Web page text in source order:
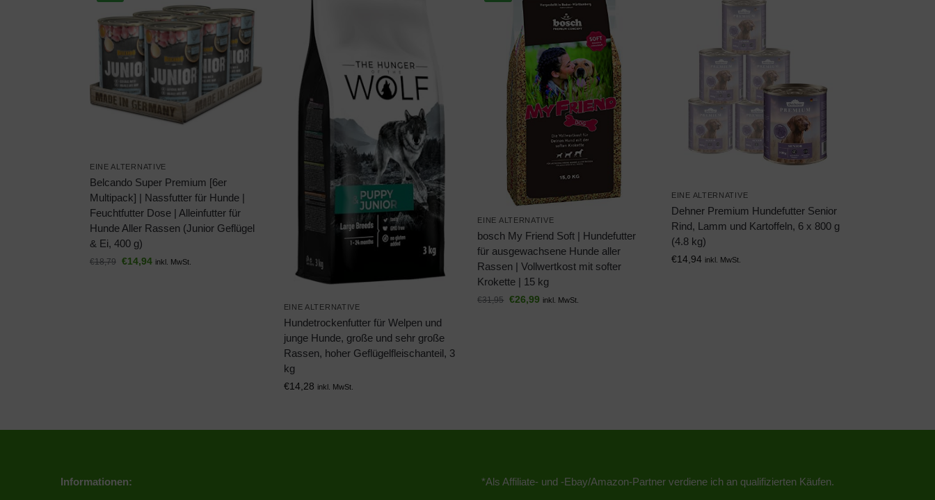
EINE ALTERNATIVE
Belcando Super Premium [6er
Multipack] | Nassfutter für Hunde |
Feuchtfutter Dose | Alleinfutter für
Hunde Aller Rassen (Junior Geflügel
& Ei, 400 g)
€18,79 €14,94 inkl. MwSt.
EINE ALTERNATIVE
Hundetrockenfutter für Welpen und
junge Hunde, große und sehr große
Rassen, hoher Geflügelfleischanteil, 3
kg
€14,28 inkl. MwSt.
EINE ALTERNATIVE
bosch My Friend Soft | Hundefutter
für ausgewachsene Hunde aller
Rassen | Vollwertkost mit softer
Krokette | 15 kg
€31,95 €26,99 inkl. MwSt.
EINE ALTERNATIVE
Dehner Premium Hundefutter Senior
Rind, Lamm und Kartoffeln, 6 x 800 g
(4.8 kg)
€14,94 inkl. MwSt.
Informationen: *Als Affiliate- und -Ebay/Amazon-Partner verdiene ich an qualifizierten Käufen.